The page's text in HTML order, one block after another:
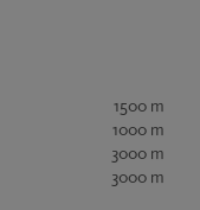
1500 m
1000 m
3000 m
3000 m